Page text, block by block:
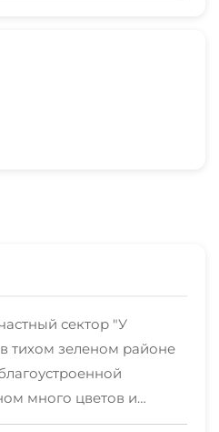
сектор "У
тихом зеленом районе
много цветов и
Имеются 2-х, 3-х и 4-х